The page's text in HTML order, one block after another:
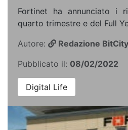
Fortinet ha annunciato i
quarto trimestre e del Full
Autore:
Redazione BitCity
Pubblicato il: 08/02/2022
Digital Life